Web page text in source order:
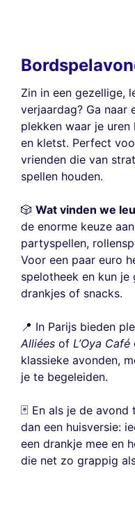
Zin in een gezellige,
verjaardag? Ga naar
plekken waar je
en kletst. Perfect
vrienden die van
spellen houden.
🎲 Wat vinden we
de enorme keuze
partyspellen,
Voor een paar euro
spelotheek en kun je
drankjes of snacks.
📍 In Parijs bieden
Alliées of L’Oya Café
klassieke avonden,
je te begeleiden.
🃏 En als je de
dan een huisversie:
een drankje mee en
die net zo grappig